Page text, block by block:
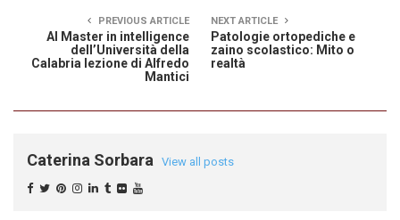
PREVIOUS ARTICLE
Al Master in intelligence
dell’Università della
Calabria lezione di Alfredo
Mantici
NEXT ARTICLE
Patologie ortopediche e
zaino scolastico: Mito o
realtà
Caterina Sorbara View all posts